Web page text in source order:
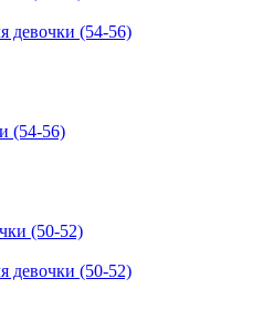
девочки (54-56)
(54-56)
девочки (50-52)